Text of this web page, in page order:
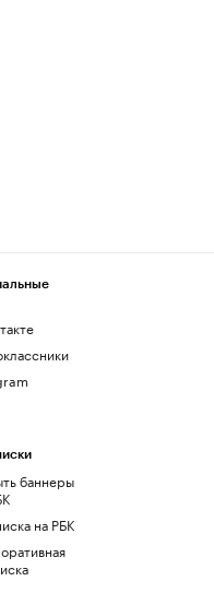
баннеры
на РБК